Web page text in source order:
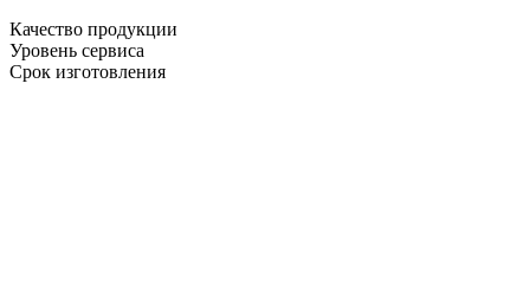
Качество продукции
Уровень сервиса
Срок изготовления